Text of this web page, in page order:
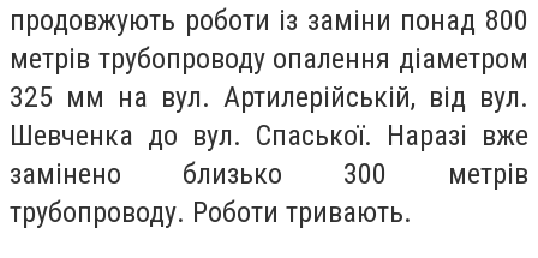
продовжують роботи із заміни понад 800
метрів трубопроводу опалення діаметром
325 мм на вул. Артилерійській, від вул.
Шевченка до вул. Спаської. Наразі вже
замінено близько 300 метрів
трубопроводу. Роботи тривають.